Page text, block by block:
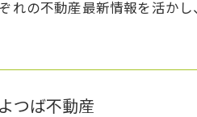
れの不動産最新情報を活か
つば不動産